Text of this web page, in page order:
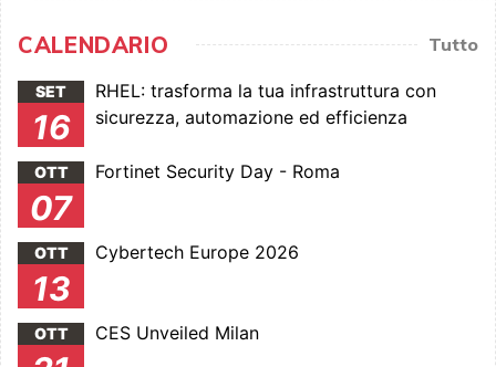
CALENDARIO Tutto
SET
16
RHEL: trasforma la tua infrastruttura con
sicurezza, automazione ed efficienza
OTT
07
Fortinet Security Day - Roma
OTT
13
Cybertech Europe 2026
OTT CES Unveiled Milan